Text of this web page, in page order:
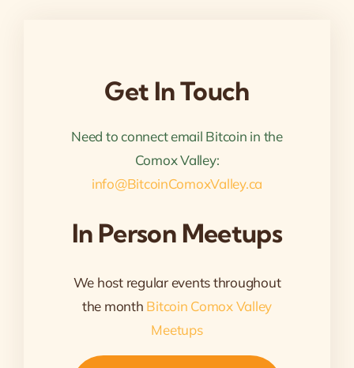
Get In Touch
Need to connect email Bitcoin in the
Comox Valley:
info@BitcoinComoxValley.ca
In Person Meetups
We host regular events throughout
the month Bitcoin Comox Valley
Meetups